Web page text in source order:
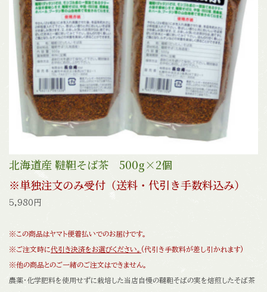
北海道産 韃靼そば茶 500g×2個
※単独注文のみ受付（送料・代引き手数料込み）
5,980円
※この商品はヤマト便着払いでのお届けです。
※ご注文時に代引き決済をお選びください。 (代引き手数料が差し引かれます)
※他の商品とのご一緒のご注文はできません。
農薬・化学肥料を使用せずに栽培した当店自慢の韃靼そばの実を焙煎したそば茶